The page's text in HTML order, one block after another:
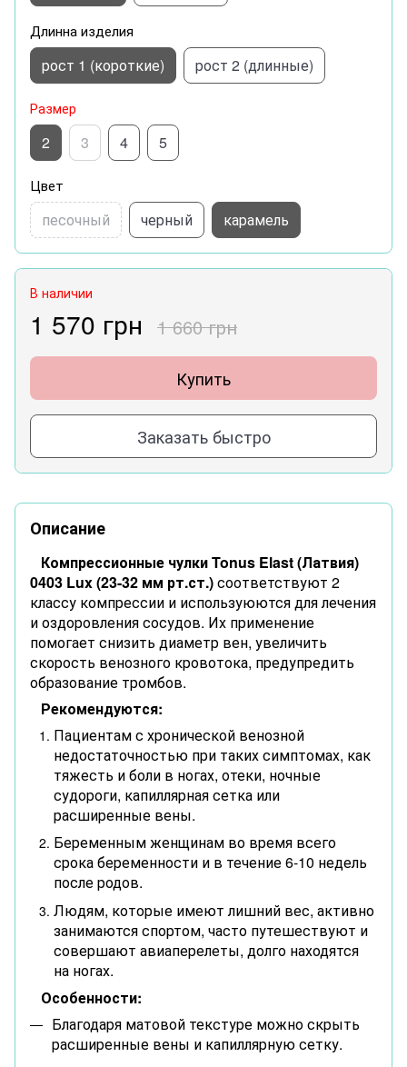
Длинна изделия
рост 1 (короткие) рост 2 (длинные)
Размер
2 3 4 5
Цвет
песочный черный карамель
В наличии
1 570 грн 1 660 грн
Купить
Заказать быстро
Описание
Компрессионные чулки Tonus Elast (Латвия)
0403 Lux (23-32 мм рт.ст.)соответствуют 2
классу компрессии и используюются для лечения
и оздоровления сосудов. Их применение
помогает снизить диаметр вен, увеличить
скорость венозного кровотока, предупредить
образование тромбов.
Рекомендуются:
Пациентам с хронической венозной
недостаточностью при таких симптомах, как
тяжесть и боли в ногах, отеки, ночные
судороги, капиллярная сетка или
расширенные вены.
Беременным женщинам во время всего
срока беременности и в течение 6-10 недель
после родов.
Людям, которые имеют лишний вес, активно
занимаются спортом, часто путешествуют и
совершают авиаперелеты, долго находятся
на ногах.
Особенности:
Благодаря матовой текстуре можно скрыть
расширенные вены и капиллярную сетку.